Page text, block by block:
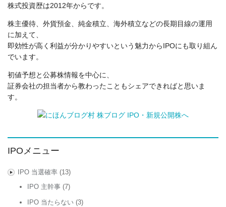
株式投資歴は2012年からです。
株主優待、外貨預金、純金積立、海外積立などの長期目線の運用
に加えて、
即効性が高く利益が分かりやすいという魅力からIPOにも取り組ん
でいます。
初値予想と公募株情報を中心に、
証券会社の担当者から教わったこともシェアできればと思いま
す。
IPOメニュー
IPO 当選確率(13)
IPO 主幹事 (7)
IPO 当たらない (3)